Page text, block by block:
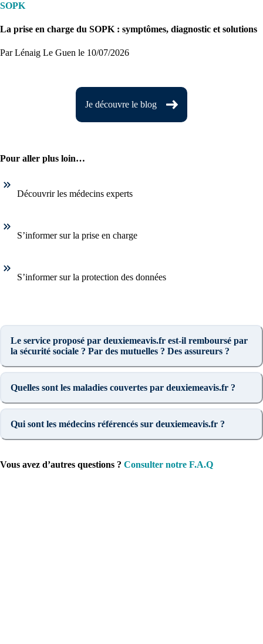
SOPK
La prise en charge du SOPK : symptômes, diagnostic et solutions
Par Lénaig Le Guen le 10/07/2026
Je découvre le blog
Pour aller plus loin…
Découvrir les médecins experts
S’informer sur la prise en charge
S’informer sur la protection des données
Le service proposé par deuxiemeavis.fr est-il remboursé par
la sécurité sociale ? Par des mutuelles ? Des assureurs ?
Quelles sont les maladies couvertes par deuxiemeavis.fr ?
Qui sont les médecins référencés sur deuxiemeavis.fr ?
Vous avez d’autres questions ? Consulter notre F.A.Q